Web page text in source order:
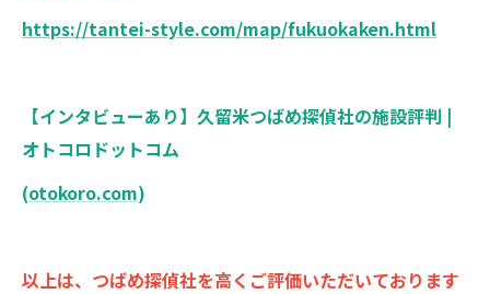
https://tantei-style.com/map/fukuokaken.html
【インタビューあり】久留米つばめ探偵社の施設評判 |
オトコロドットコム
(otokoro.com)
以上は、つばめ探偵社を高くご評価いただいております